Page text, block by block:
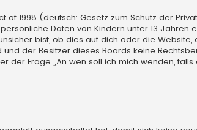
of 1998 (deutsch: Gesetz zum Schutz der
Daten von Kindern unter 13
bist, ob dies auf dich oder die
der Besitzer dieses Boards keine
der Frage „An wen soll ich mich wenden,